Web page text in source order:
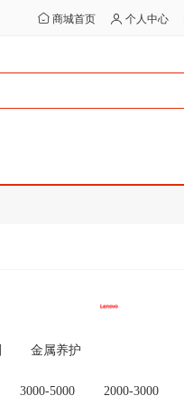
商城首页 个人中心
金属养护
3000-5000 2000-3000